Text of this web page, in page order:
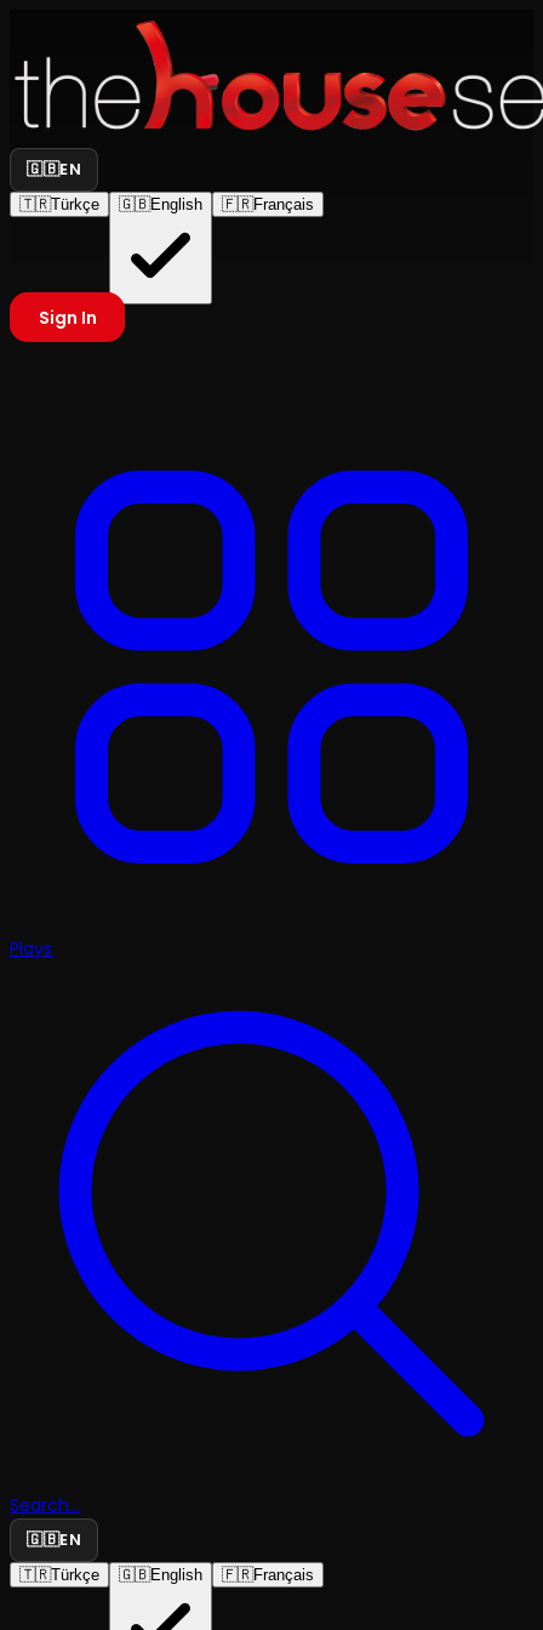
🇬🇧EN
🇹🇷Türkçe 🇬🇧English 🇫🇷Français
Sign In
Plays
Search...
🇬🇧EN
🇹🇷Türkçe 🇬🇧English 🇫🇷Français